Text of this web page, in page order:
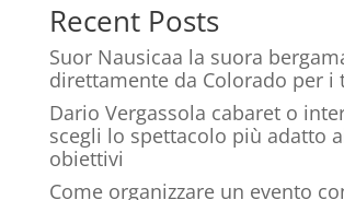
Recent Posts
Suor Nausicaa la suora
direttamente da Colorado per i
Dario Vergassola cabaret o
scegli lo spettacolo più adatto
obiettivi
Come organizzare un evento